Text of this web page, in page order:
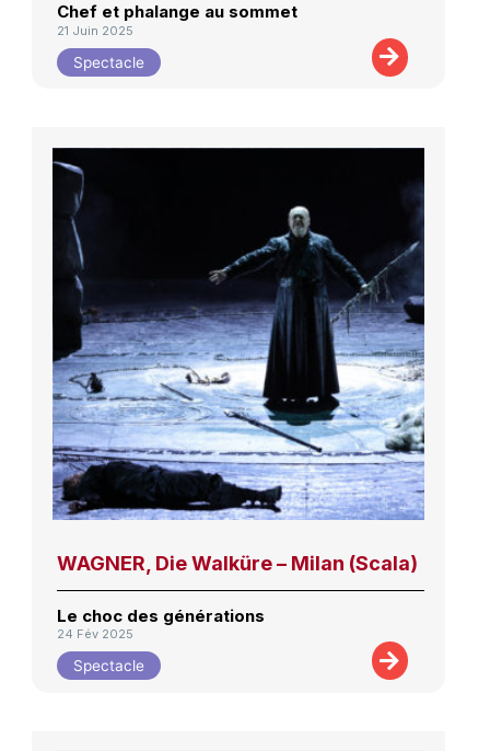
Chef et phalange au sommet
21 Juin 2025
Spectacle
WAGNER, Die Walküre – Milan (Scala)
Le choc des générations
24 Fév 2025
Spectacle